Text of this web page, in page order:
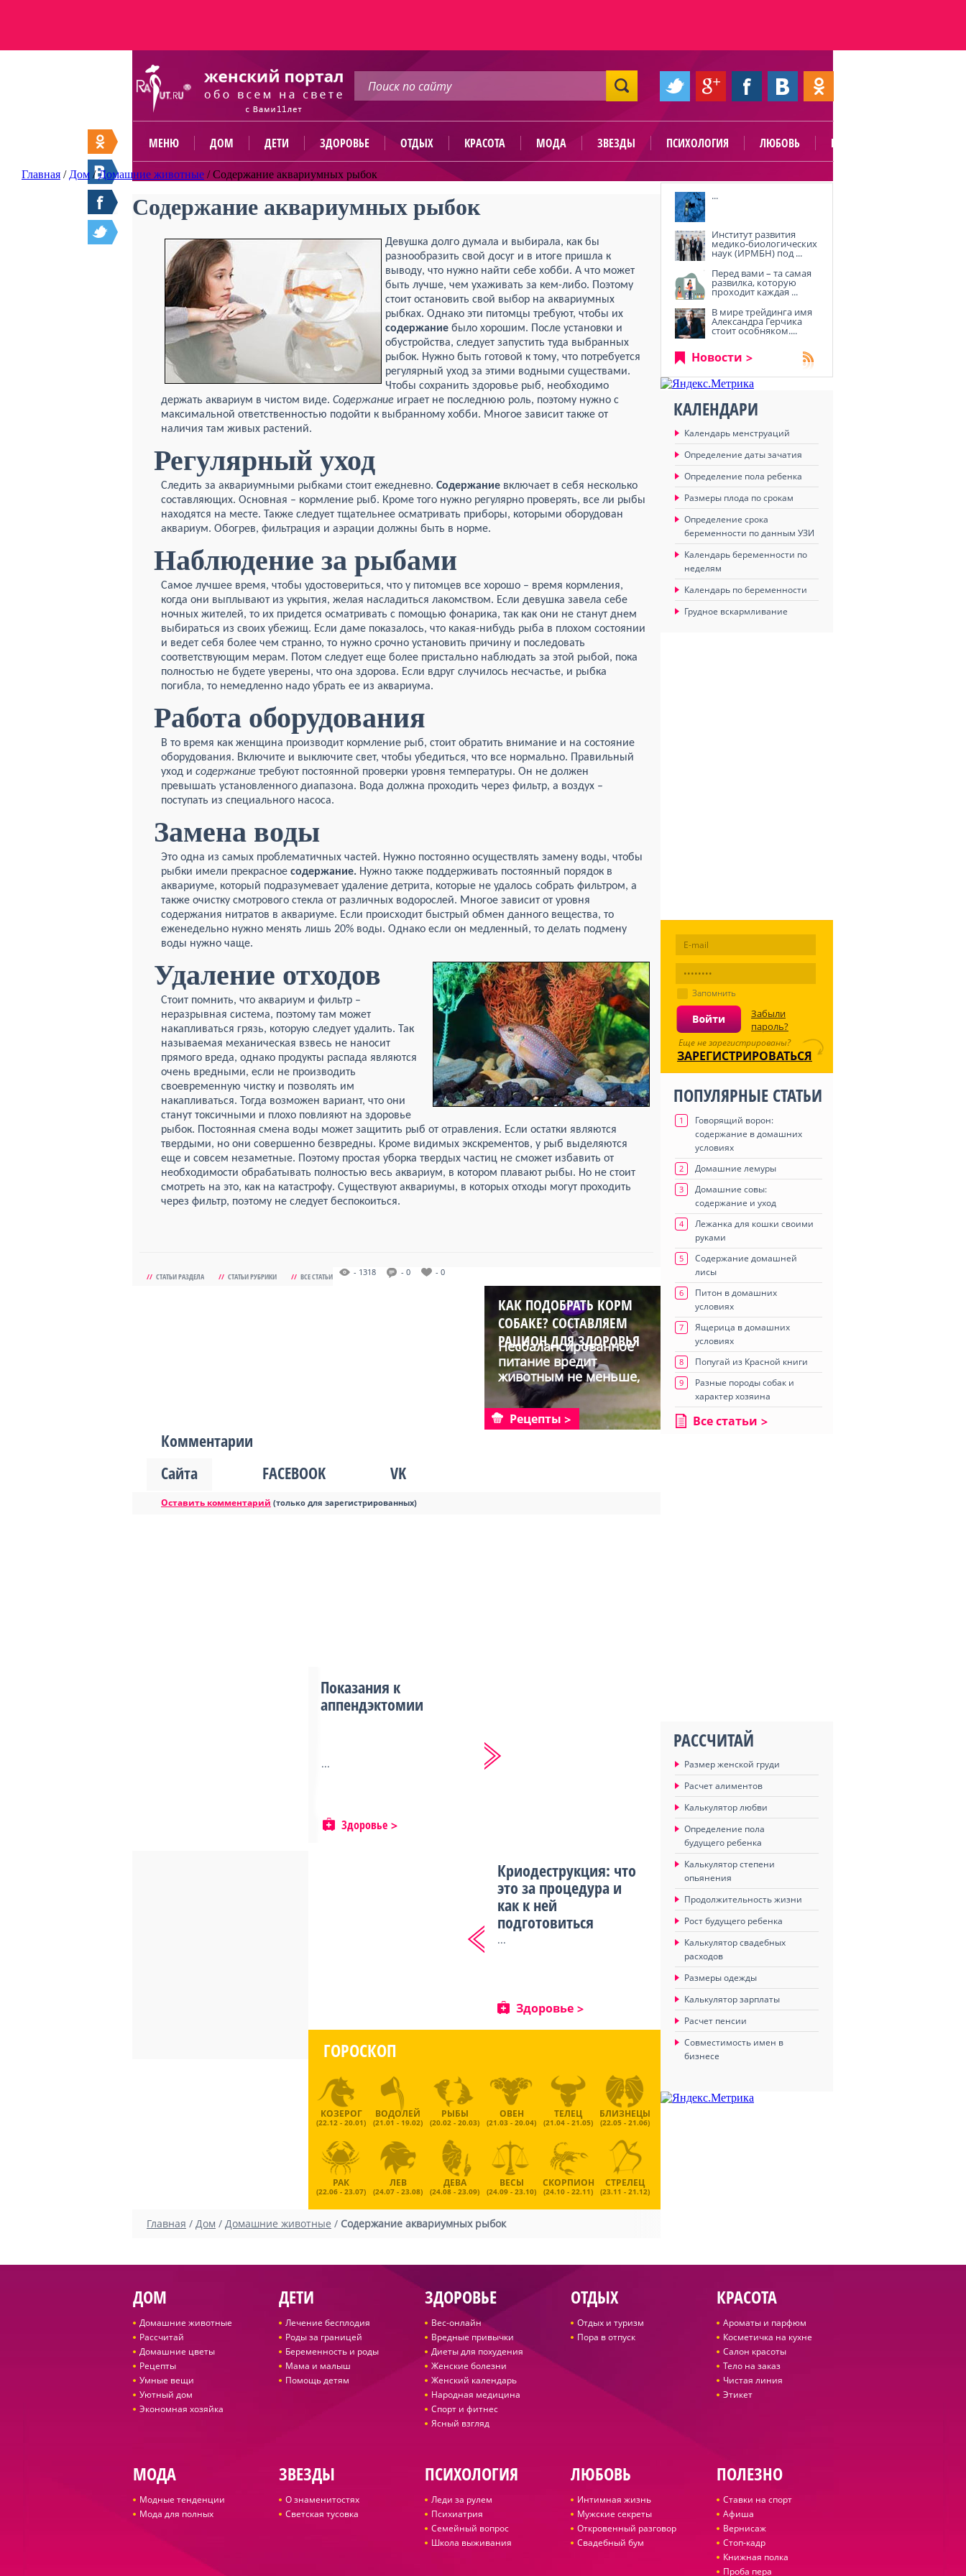
МЕНЮ ДОМ ДЕТИ ЗДОРОВЬЕ ОТДЫХ КРАСОТА МОДА ЗВЕЗДЫ ПСИХОЛОГИЯ ЛЮБОВЬ ПОЛЕЗНО
Главная / Дом /Домашние животные /Содержание аквариумных рыбок
Содержание аквариумных рыбок
Девушка долго думала и выбирала, как бы
разнообразить свой досуг и в итоге пришла к
выводу, что нужно найти себе хобби. А что может
быть лучше, чем ухаживать за кем-либо. Поэтому
стоит остановить свой выбор на аквариумных
рыбках. Однако эти питомцы требуют, чтобы их
содержание было хорошим. После установки и
обустройства, следует запустить туда выбранных
рыбок. Нужно быть готовой к тому, что потребуется
регулярный уход за этими водными существами.
Чтобы сохранить здоровье рыб, необходимо
держать аквариум в чистом виде. Содержание играет не последнюю роль, поэтому нужно с
максимальной ответственностью подойти к выбранному хобби. Многое зависит также от
наличия там живых растений.
Регулярный уход
Следить за аквариумными рыбками стоит ежедневно. Содержание включает в себя несколько
составляющих. Основная – кормление рыб. Кроме того нужно регулярно проверять, все ли рыбы
находятся на месте. Также следует тщательнее осматривать приборы, которыми оборудован
аквариум. Обогрев, фильтрация и аэрации должны быть в норме.
Наблюдение за рыбами
Самое лучшее время, чтобы удостовериться, что у питомцев все хорошо – время кормления,
когда они выплывают из укрытия, желая насладиться лакомством. Если девушка завела себе
ночных жителей, то их придется осматривать с помощью фонарика, так как они не станут днем
выбираться из своих убежищ. Если даме показалось, что какая-нибудь рыба в плохом состоянии
и ведет себя более чем странно, то нужно срочно установить причину и последовать
соответствующим мерам. Потом следует еще более пристально наблюдать за этой рыбой, пока
полностью не будете уверены, что она здорова. Если вдруг случилось несчастье, и рыбка
погибла, то немедленно надо убрать ее из аквариума.
Работа оборудования
В то время как женщина производит кормление рыб, стоит обратить внимание и на состояние
оборудования. Включите и выключите свет, чтобы убедиться, что все нормально. Правильный
уход и содержание требуют постоянной проверки уровня температуры. Он не должен
превышать установленного диапазона. Вода должна проходить через фильтр, а воздух –
поступать из специального насоса.
Замена воды
Это одна из самых проблематичных частей. Нужно постоянно осуществлять замену воды, чтобы
рыбки имели прекрасное содержание. Нужно также поддерживать постоянный порядок в
аквариуме, который подразумевает удаление детрита, которые не удалось собрать фильтром, а
также очистку смотрового стекла от различных водорослей. Многое зависит от уровня
содержания нитратов в аквариуме. Если происходит быстрый обмен данного вещества, то
еженедельно нужно менять лишь 20% воды. Однако если он медленный, то делать подмену
воды нужно чаще.
Удаление отходов
Стоит помнить, что аквариум и фильтр –
неразрывная система, поэтому там может
накапливаться грязь, которую следует удалить. Так
называемая механическая взвесь не наносит
прямого вреда, однако продукты распада являются
очень вредными, если не производить
своевременную чистку и позволять им
накапливаться. Тогда возможен вариант, что они
станут токсичными и плохо повлияют на здоровье
рыбок. Постоянная смена воды может защитить рыб от отравления. Если остатки являются
твердыми, но они совершенно безвредны. Кроме видимых экскрементов, у рыб выделяются
еще и совсем незаметные. Поэтому простая уборка твердых частиц не сможет избавить от
необходимости обрабатывать полностью весь аквариум, в котором плавают рыбы. Но не стоит
смотреть на это, как на катастрофу. Существуют аквариумы, в которых отходы могут проходить
через фильтр, поэтому не следует беспокоиться.
// СТАТЬИ РАЗДЕЛА // СТАТЬИ РУБРИКИ // ВСЕ СТАТЬИ - 1318 - 0 - 0
КАК ПОДОБРАТЬ КОРМ
СОБАКЕ? СОСТАВЛЯЕМ
РАЦИОН ДЛЯ ЗДОРОВЬЯ
ВАШЕГО ПИТОМЦА
Несбалансированное
питание вредит
животным не меньше,
чем лю...
Рецепты
Комментарии
Сайта
FACEBOOK VK
Оставить комментарий (только для зарегистрированных)
Показания к
аппендэктомии
...
Здоровье
Криодеструкция: что
это за процедура и
как к ней
подготовиться
...
Здоровье
ГОРОСКОП
КОЗЕРОГ
(22.12 - 20.01)
ВОДОЛЕЙ
(21.01 - 19.02)
РЫБЫ
(20.02 - 20.03)
ОВЕН
(21.03 - 20.04)
ТЕЛЕЦ
(21.04 - 21.05)
БЛИЗНЕЦЫ
(22.05 - 21.06)
РАК
(22.06 - 23.07)
ЛЕВ
(24.07 - 23.08)
ДЕВА
(24.08 - 23.09)
ВЕСЫ
(24.09 - 23.10)
СКОРПИОН
(24.10 - 22.11)
СТРЕЛЕЦ
(23.11 - 21.12)
Главная / Дом / Домашние животные / Содержание аквариумных рыбок
...
Институт развития
медико-биологических
наук (ИРМБН) под ...
Перед вами – та самая
развилка, которую
проходит каждая ...
В мире трейдинга имя
Александра Герчика
стоит особняком....
Новости
КАЛЕНДАРИ
Календарь менструаций
Определение даты зачатия
Определение пола ребенка
Размеры плода по срокам
Определение срока
беременности по данным УЗИ
Календарь беременности по
неделям
Календарь по беременности
Грудное вскармливание
Запомнить
Забыли
пароль?
Еще не зарегистрированы?
ЗАРЕГИСТРИРОВАТЬСЯ
ПОПУЛЯРНЫЕ СТАТЬИ
1
Говорящий ворон:
содержание в домашних
условиях
2 Домашние лемуры
3
Домашние совы:
содержание и уход
4
Лежанка для кошки своими
руками
5
Содержание домашней
лисы
6
Питон в домашних
условиях
7
Ящерица в домашних
условиях
8 Попугай из Красной книги
9
Разные породы собак и
характер хозяина
Все статьи
РАССЧИТАЙ
Размер женской груди
Расчет алиментов
Калькулятор любви
Определение пола
будущего ребенка
Калькулятор степени
опьянения
Продолжительность жизни
Рост будущего ребенка
Калькулятор свадебных
расходов
Размеры одежды
Калькулятор зарплаты
Расчет пенсии
Совместимость имен в
бизнесе
ДОМ
Домашние животные
Рассчитай
Домашние цветы
Рецепты
Умные вещи
Уютный дом
Экономная хозяйка
ДЕТИ
Лечение бесплодия
Роды за границей
Беременность и роды
Мама и малыш
Помощь детям
ЗДОРОВЬЕ
Вес-онлайн
Вредные привычки
Диеты для похудения
Женские болезни
Женский календарь
Народная медицина
Спорт и фитнес
Ясный взгляд
ОТДЫХ
Отдых и туризм
Пора в отпуск
КРАСОТА
Ароматы и парфюм
Косметичка на кухне
Салон красоты
Тело на заказ
Чистая линия
Этикет
МОДА
Модные тенденции
Мода для полных
ЗВЕЗДЫ
О знаменитостях
Светская тусовка
ПСИХОЛОГИЯ
Леди за рулем
Психиатрия
Семейный вопрос
Школа выживания
ЛЮБОВЬ
Интимная жизнь
Мужские секреты
Откровенный разговор
Свадебный бум
ПОЛЕЗНО
Ставки на спорт
Афиша
Вернисаж
Стоп-кадр
Книжная полка
Проба пера